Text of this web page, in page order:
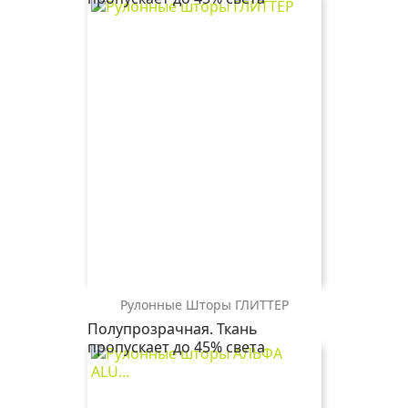
золотобежевый
магнолия
Рулонные Шторы ГЛИТТЕР
Полупрозрачная. Ткань
пропускает до 45% света
ГЛИТТЕР
2406
бежевый
ГЛИТТЕР
1854
графит
ГЛИТТЕР
1852
серый
0225
белый